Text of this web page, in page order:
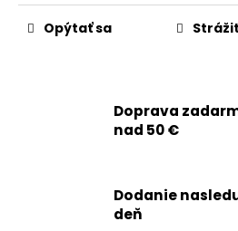
Opýtať sa Strážiť
Doprava
nad 50 €
Dodanie
deň
RÁM
ORIGINAL